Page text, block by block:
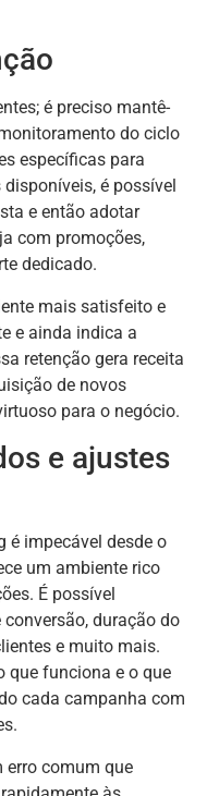
é preciso mantê-
do ciclo
específicas para
é possível
e então adotar
com promoções,
dedicado.
mais satisfeito e
e ainda indica a
retenção gera receita
de novos
para o negócio.
e ajustes
é impecável desde o
um ambiente rico
É possível
duração do
e muito mais.
que funciona e o que
cada campanha com
erro comum que